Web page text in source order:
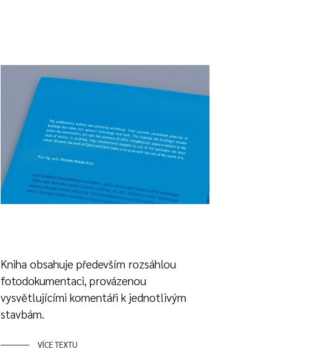
Kniha obsahuje především rozsáhlou
fotodokumentaci, provázenou
vysvětlujícími komentáři k jednotlivým
stavbám.
VÍCE TEXTU